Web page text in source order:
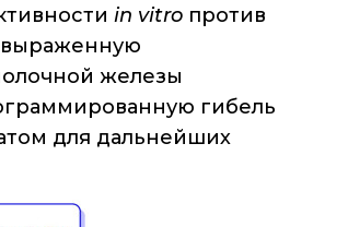
in vitro против
выраженную
железы
гибель
для дальнейших